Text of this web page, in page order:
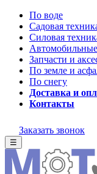
По воде
Садовая
Силовая
Запчасти и
По земле и
По снегу
Доставка и
Контакты
Заказать звонок
☰